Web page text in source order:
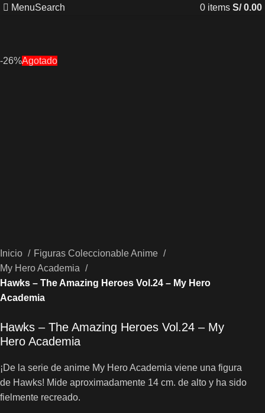
MenuSearch 0 items S/0.00
-26%Agotado
Inicio
Figuras Coleccionable Anime
My Hero Academia
Hawks – The Amazing Heroes Vol.24 – My Hero
Academia
Hawks – The Amazing Heroes Vol.24 – My
Hero Academia
¡De la serie de anime My Hero Academia viene una figura
de Hawks! Mide aproximadamente 14 cm. de alto y ha sido
fielmente recreado.